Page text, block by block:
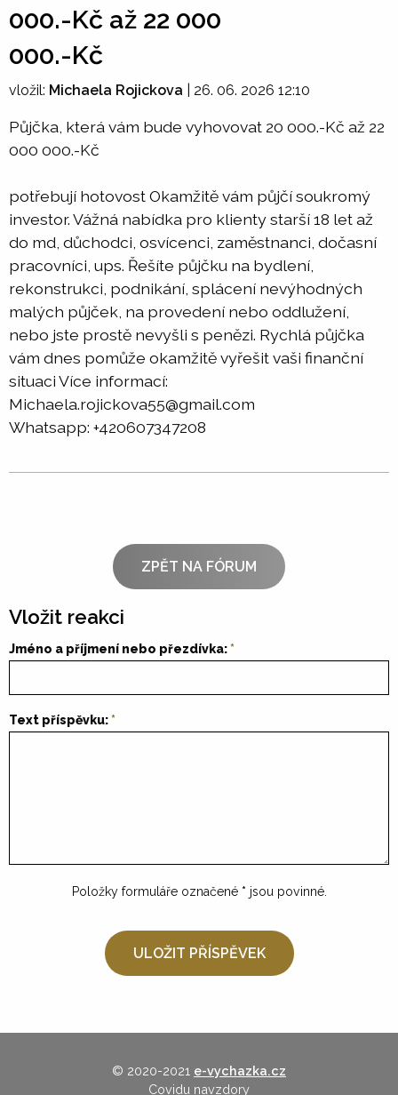
000.-Kč až 22 000
000.-Kč
vložil: Michaela Rojickova 26. 06. 2026 12:10
Půjčka, která vám bude vyhovovat 20 000.-Kč až 22
000 000.-Kč
potřebují hotovost Okamžitě vám půjčí soukromý
investor. Vážná nabídka pro klienty starší 18 let až
do md, důchodci, osvícenci, zaměstnanci, dočasní
pracovníci, ups. Řešíte půjčku na bydlení,
rekonstrukci, podnikání, splácení nevýhodných
malých půjček, na provedení nebo oddlužení,
nebo jste prostě nevyšli s penězi. Rychlá půjčka
vám dnes pomůže okamžitě vyřešit vaši finanční
situaci Více informací:
Michaela.rojickova55@gmail.com
Whatsapp: +420607347208
ZPĚT NA FÓRUM
Vložit reakci
Jméno a příjmení nebo přezdívka:
Text příspěvku:
Položky formuláře označené * jsou povinné.
© 2020-2021 e-vychazka.cz
Covidu navzdory